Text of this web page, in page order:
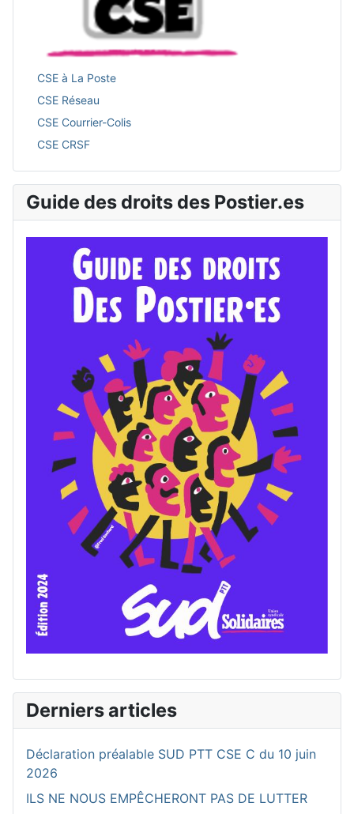
CSE à La Poste
CSE Réseau
CSE Courrier-Colis
CSE CRSF
Guide des droits des Postier.es
Derniers articles
Déclaration préalable SUD PTT CSE C du 10 juin
2026
ILS NE NOUS EMPÊCHERONT PAS DE LUTTER